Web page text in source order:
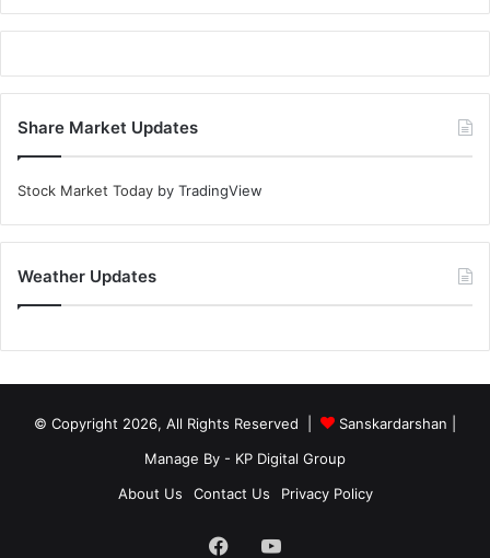
Share Market Updates
Stock Market Today by TradingView
Weather Updates
© Copyright 2026, All Rights Reserved | Sanskardarshan
Manage By - KP Digital Group
About Us
Contact Us Privacy Policy
FacebookYouTube